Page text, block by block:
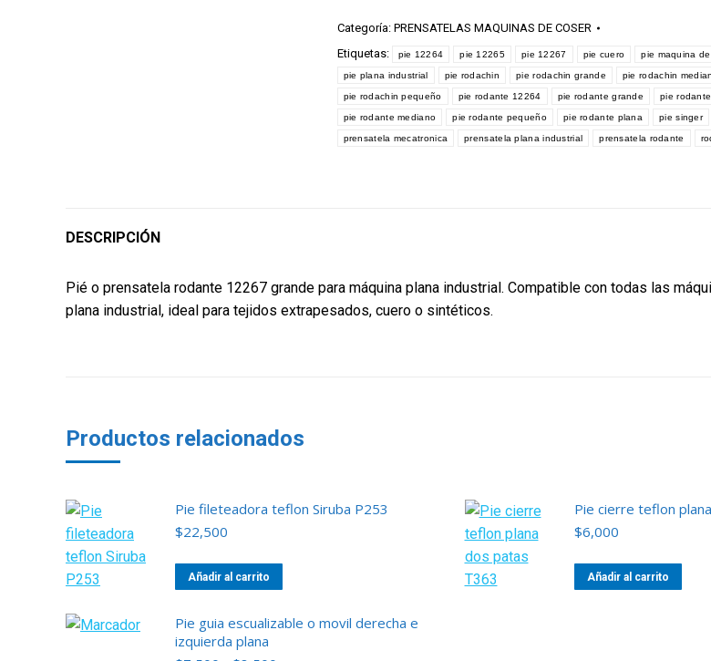
grande
12267
quantity
Categoría: PRENSATELAS MAQUINAS DE COSER
Etiquetas:
pie 12264 pie 12265 pie 12267 pie cuero pie maquina
pie plana industrial pie rodachin pie rodachin grande pie rodachin
pie rodachin pequeño pie rodante 12264 pie rodante grande pie
pie rodante mediano pie rodante pequeño pie rodante plana pie singer
prensatela mecatronica prensatela plana industrial prensatela rodante
DESCRIPCIÓN
Pié o prensatela rodante 12267 grande para máquina plana industrial. Compatible con todas las
plana industrial, ideal para tejidos extrapesados, cuero o sintéticos.
Productos relacionados
Pie fileteadora teflon Siruba P253
$22,500
Añadir al carrito
Pie cierre teflon
$6,000
Añadir al carrito
Pie guia escualizable o movil derecha e
izquierda plana